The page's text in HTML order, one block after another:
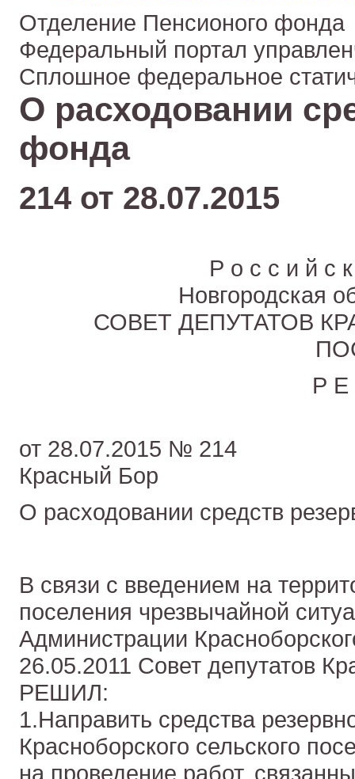
Отделение Пенсионого фонда
Федеральный портал
Сплошное федеральное
О расходовании
фонда
214 от 28.07.2015
Р о с с и й с
Новгородская
СОВЕТ ДЕПУТАТОВ
Р
от 28.07.2015 № 214
Красный Бор
О расходовании средств
В связи с введением на
поселения чрезвычайной
Администрации
26.05.2011 Совет депутатов
РЕШИЛ:
1.Направить средства
Красноборского сельского
на проведение работ,